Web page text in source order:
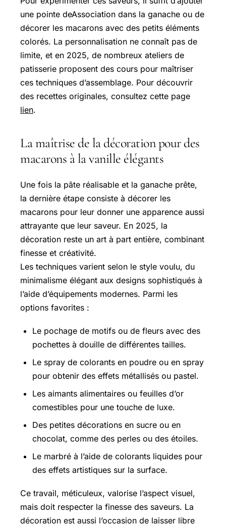
une pointe deAssociation dans la ganache ou de
décorer les macarons avec des petits éléments
colorés. La personnalisation ne connaît pas de
limite, et en 2025, de nombreux ateliers de
patisserie proposent des cours pour maîtriser
ces techniques d’assemblage. Pour découvrir
des recettes originales, consultez cette page
lien.
La maîtrise de la décoration pour des
macarons à la vanille élégants
Une fois la pâte réalisable et la ganache prête,
la dernière étape consiste à décorer les
macarons pour leur donner une apparence aussi
attrayante que leur saveur. En 2025, la
décoration reste un art à part entière, combinant
finesse et créativité.
Les techniques varient selon le style voulu, du
minimalisme élégant aux designs sophistiqués à
l’aide d’équipements modernes. Parmi les
options favorites :
Le pochage de motifs ou de fleurs avec des
pochettes à douille de différentes tailles.
Le spray de colorants en poudre ou en spray
pour obtenir des effets métallisés ou pastel.
Les aimants alimentaires ou feuilles d’or
comestibles pour une touche de luxe.
Des petites décorations en sucre ou en
chocolat, comme des perles ou des étoiles.
Le marbré à l’aide de colorants liquides pour
des effets artistiques sur la surface.
Ce travail, méticuleux, valorise l’aspect visuel,
mais doit respecter la finesse des saveurs. La
décoration est aussi l’occasion de laisser libre